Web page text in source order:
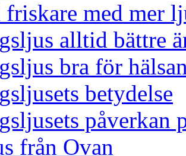
med mer
alltid bättre
bra för
betydelse
påverkan
från Ovan